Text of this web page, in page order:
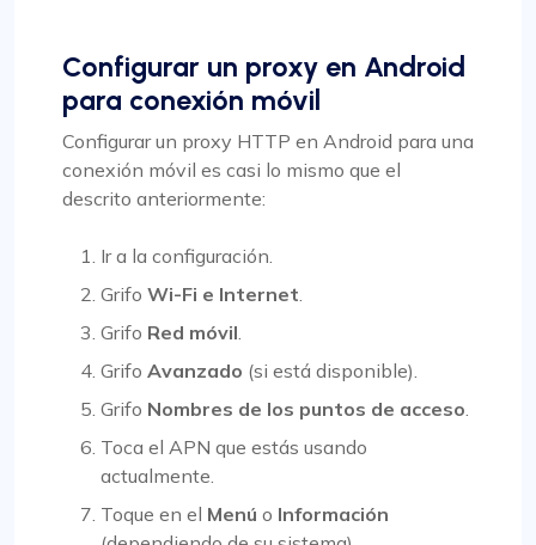
Configurar un proxy en Android
para conexión móvil
Configurar un proxy HTTP en Android para una
conexión móvil es casi lo mismo que el
descrito anteriormente:
Ir a la configuración.
Grifo Wi-Fi e Internet
Grifo Red móvil
Grifo Avanzado (si está disponible).
Grifo Nombres de los puntos de acceso
Toca el APN que estás usando
actualmente.
Toque en el Menú o Información